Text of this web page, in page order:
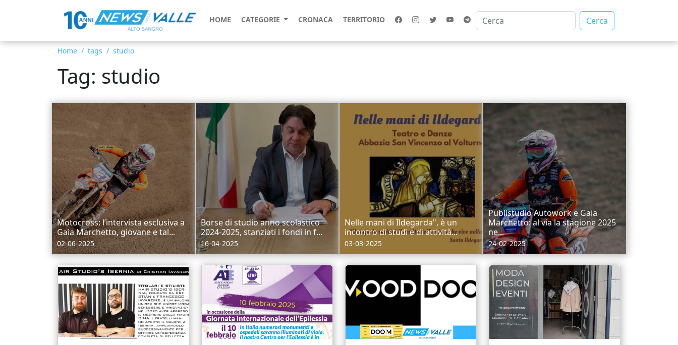
HOME CATEGORIE CRONACA TERRITORIO Cerca
Home tags studio
Tag: studio
Motocross: l’intervista esclusiva a
Gaia Marchetto, giovane e tal...
02-06-2025
Borse di studio anno scolastico
2024-2025, stanziati i fondi in f...
16-04-2025
Nelle mani di Ildegarda", è un
incontro di studi e di attività...
03-03-2025
Publistudio Autowork e Gaia
Marchetto: al via la stagione 2025
ne...
24-02-2025